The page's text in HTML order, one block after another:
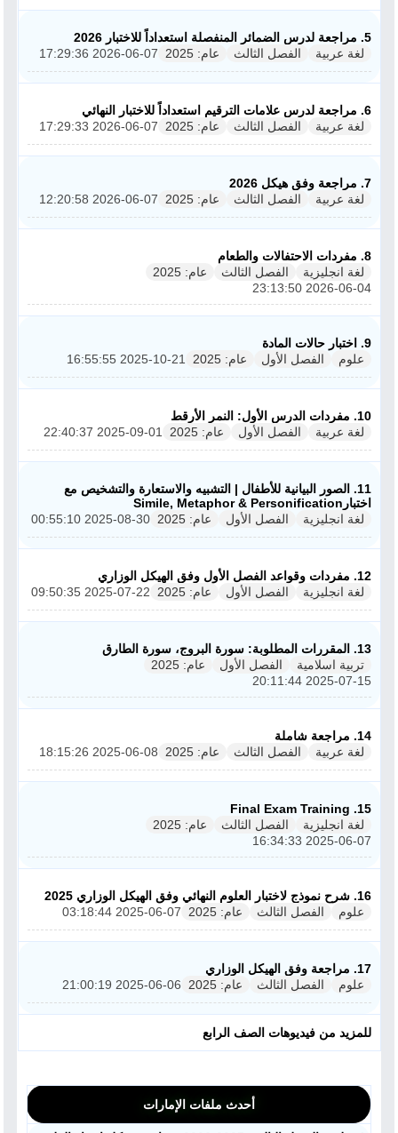
5. مراجعة لدرس الضمائر المنفصلة استعداداً للاختبار 2026
لغة عربية
الفصل الثالث عام: 2025 2026-06-07 17:29:36
6. مراجعة لدرس علامات الترقيم استعداداً للاختبار النهائي
لغة عربية
الفصل الثالث عام: 2025 2026-06-07 17:29:33
7. مراجعة وفق هيكل 2026
لغة عربية
الفصل الثالث عام: 2025 2026-06-07 12:20:58
8. مفردات الاحتفالات والطعام
لغة انجليزية
الفصل الثالث
عام: 2025
2026-06-04 23:13:50
9. اختبار حالات المادة
علوم
الفصل الأول عام: 2025 2025-10-21 16:55:55
10. مفردات الدرس الأول: النمر الأرقط
لغة عربية
الفصل الأول عام: 2025 2025-09-01 22:40:37
11. الصور البيانية للأطفال | التشبيه والاستعارة والتشخيص مع
اختبارSimile, Metaphor & Personification
لغة انجليزية
الفصل الأول عام: 2025 2025-08-30 00:55:10
12. مفردات وقواعد الفصل الأول وفق الهيكل الوزاري
لغة انجليزية
الفصل الأول عام: 2025 2025-07-22 09:50:35
13. المقررات المطلوبة: سورة البروج، سورة الطارق
تربية اسلامية
الفصل الأول
عام: 2025
2025-07-15 20:11:44
14. مراجعة شاملة
لغة عربية
الفصل الثالث عام: 2025 2025-06-08 18:15:26
15. Final Exam Training
لغة انجليزية
الفصل الثالث
عام: 2025
2025-06-07 16:34:33
16. شرح نموذج لاختبار العلوم النهائي وفق الهيكل الوزاري 2025
علوم
الفصل الثالث عام: 2025 2025-06-07 03:18:44
17. مراجعة وفق الهيكل الوزاري
علوم
الفصل الثالث عام: 2025 2025-06-06 21:00:19
للمزيد من فيديوهات الصف الرابع
أحدث ملفات الإمارات